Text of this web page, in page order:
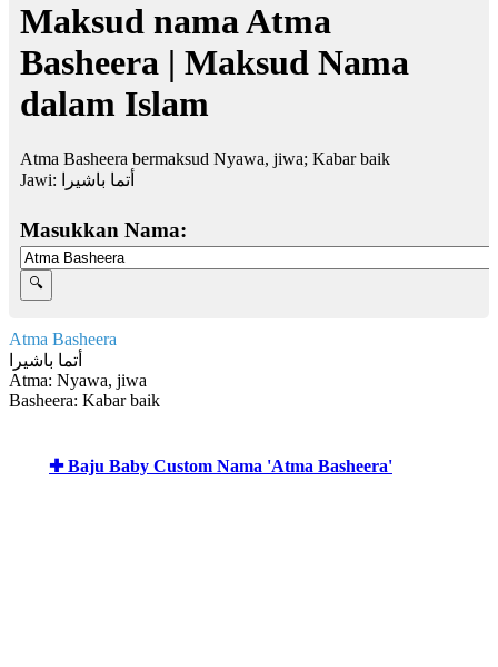
Maksud nama Atma
Basheera | Maksud Nama
dalam Islam
Atma Basheera bermaksud Nyawa, jiwa; Kabar baik
Jawi:
أتما باشيرا
Masukkan Nama:
Atma Basheera
أتما باشيرا
Atma: Nyawa, jiwa
Basheera: Kabar baik
✚ Baju Baby Custom Nama 'Atma Basheera'